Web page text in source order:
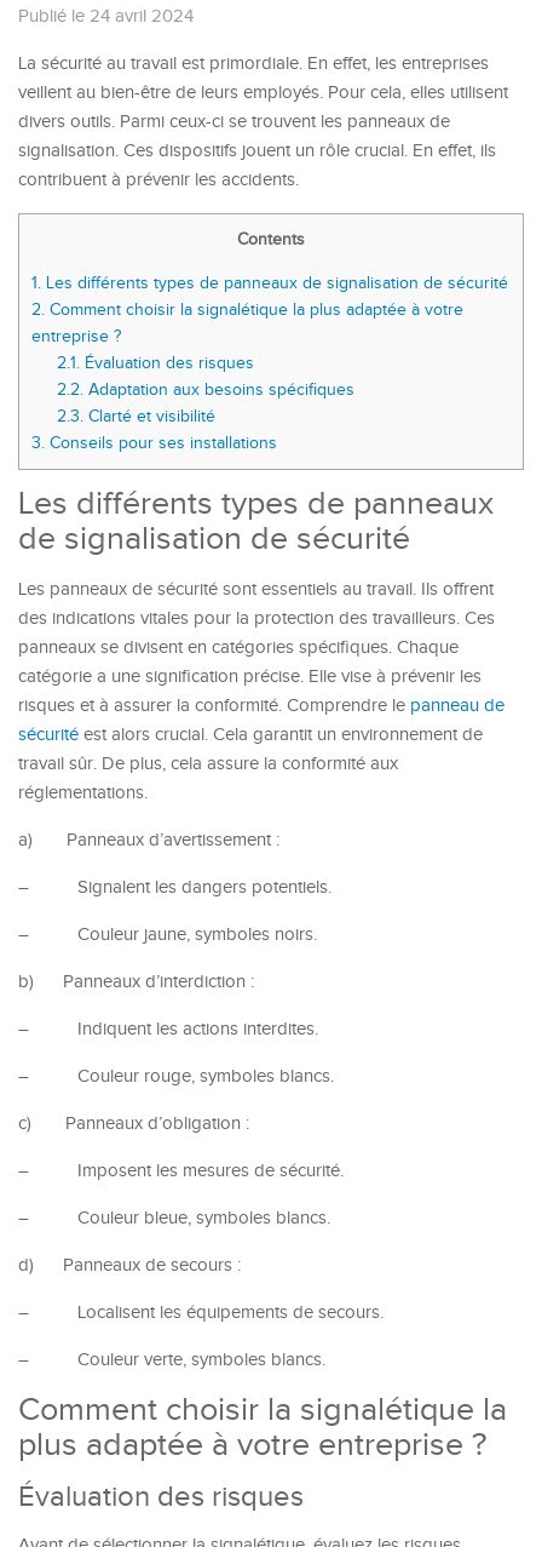
Publié le 24 avril 2024
La sécurité au travail est primordiale. En effet, les entreprises
veillent au bien-être de leurs employés. Pour cela, elles utilisent
divers outils. Parmi ceux-ci se trouvent les panneaux de
signalisation. Ces dispositifs jouent un rôle crucial. En effet, ils
contribuent à prévenir les accidents.
Contents
1. Les différents types de panneaux de signalisation de sécurité
2. Comment choisir la signalétique la plus adaptée à votre
entreprise ?
2.1. Évaluation des risques
2.2. Adaptation aux besoins spécifiques
2.3. Clarté et visibilité
3. Conseils pour ses installations
Les différents types de panneaux
de signalisation de sécurité
Les panneaux de sécurité sont essentiels au travail. Ils offrent
des indications vitales pour la protection des travailleurs. Ces
panneaux se divisent en catégories spécifiques. Chaque
catégorie a une signification précise. Elle vise à prévenir les
risques et à assurer la conformité. Comprendre le panneau de
sécurité est alors crucial. Cela garantit un environnement de
travail sûr. De plus, cela assure la conformité aux
réglementations.
a) Panneaux d’avertissement :
– Signalent les dangers potentiels.
– Couleur jaune, symboles noirs.
b) Panneaux d’interdiction :
– Indiquent les actions interdites.
– Couleur rouge, symboles blancs.
c) Panneaux d’obligation :
– Imposent les mesures de sécurité.
– Couleur bleue, symboles blancs.
d) Panneaux de secours :
– Localisent les équipements de secours.
– Couleur verte, symboles blancs.
Comment choisir la signalétique la
plus adaptée à votre entreprise ?
Évaluation des risques